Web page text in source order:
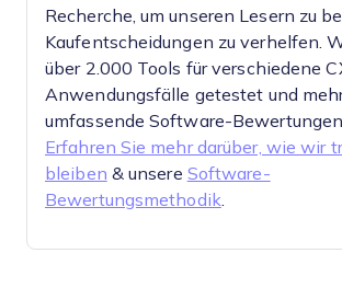
Recherche, um unseren Lesern zu
Kaufentscheidungen zu verhelfen.
über 2.000 Tools für verschiedene
Anwendungsfälle getestet und
umfassende Software-
Erfahren Sie mehr darüber, wie wir
bleiben & unsere Software-
Bewertungsmethodik